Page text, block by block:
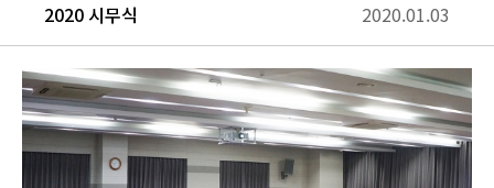
2020 시무식 2020.01.03